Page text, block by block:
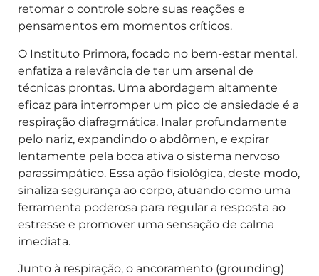
retomar o controle sobre suas reações e
pensamentos em momentos críticos.
O Instituto Primora, focado no bem-estar mental,
enfatiza a relevância de ter um arsenal de
técnicas prontas. Uma abordagem altamente
eficaz para interromper um pico de ansiedade é a
respiração diafragmática. Inalar profundamente
pelo nariz, expandindo o abdômen, e expirar
lentamente pela boca ativa o sistema nervoso
parassimpático. Essa ação fisiológica, deste modo,
sinaliza segurança ao corpo, atuando como uma
ferramenta poderosa para regular a resposta ao
estresse e promover uma sensação de calma
imediata.
Junto à respiração, o ancoramento (grounding)